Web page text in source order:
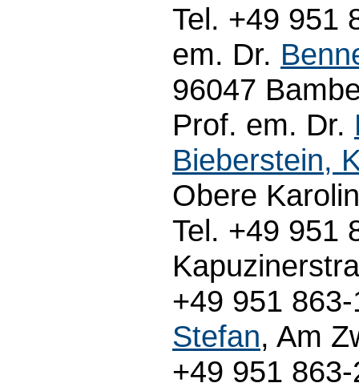
Tel. +49 951
em. Dr.
96047
Prof. em. Dr.
Bieberstein,
Obere
Tel. +49 951
+49 951
Stefan, Am
+49 951